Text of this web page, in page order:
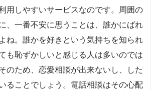
用しやすいサービスなのです。周囲の
、一番不安に思うことは、誰かにばれ
ね。誰かを好きという気持ちを知られ
も恥ずかしいと感じる人は多いのでは
のため、恋愛相談が出来ないし、した
ることでしょう。電話相談はその心配